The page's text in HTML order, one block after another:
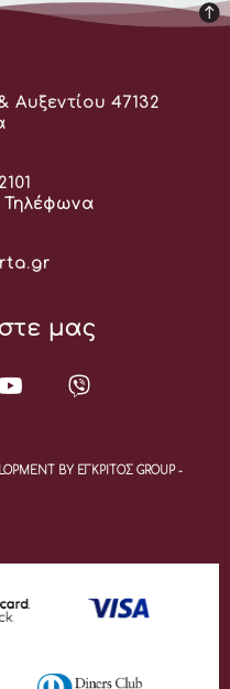
Αυξεντίου 47132
Τηλέφωνα
μας
BY ΕΓΚΡΙΤΟΣ GROUP -